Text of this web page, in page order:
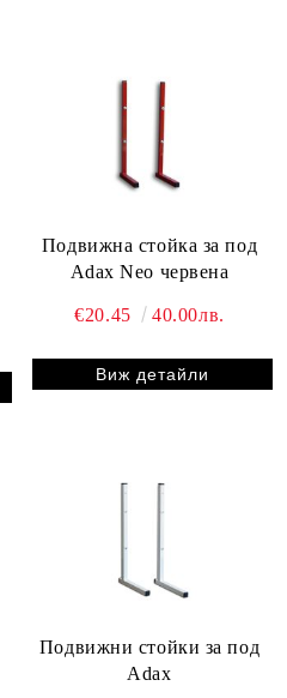
Подвижна стойка за под
Adax Neo червена
€20.45 40.00лв.
Виж детайли
Подвижни стойки за под
Adax